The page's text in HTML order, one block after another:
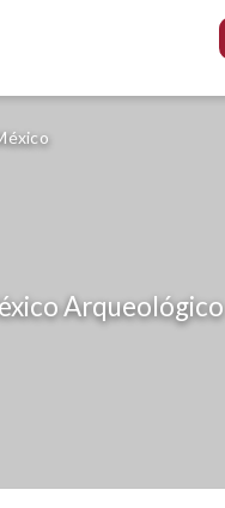
Arqueológico